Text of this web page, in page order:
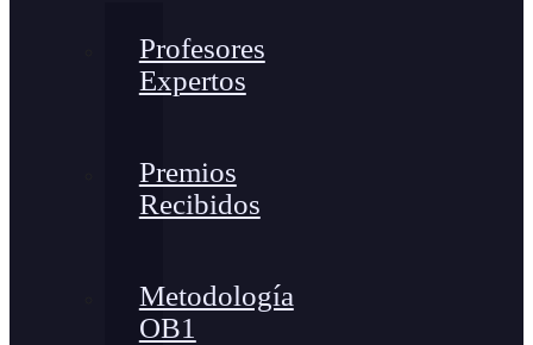
Profesores
Expertos
Premios
Recibidos
Metodología
OB1